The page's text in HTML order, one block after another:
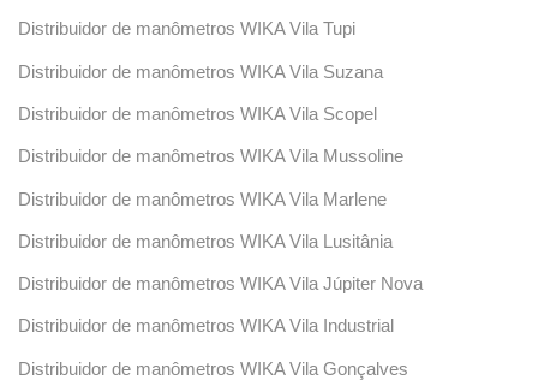
Distribuidor de manômetros WIKA Vila Tupi
Distribuidor de manômetros WIKA Vila Suzana
Distribuidor de manômetros WIKA Vila Scopel
Distribuidor de manômetros WIKA Vila Mussoline
Distribuidor de manômetros WIKA Vila Marlene
Distribuidor de manômetros WIKA Vila Lusitânia
Distribuidor de manômetros WIKA Vila Júpiter Nova
Distribuidor de manômetros WIKA Vila Industrial
Distribuidor de manômetros WIKA Vila Gonçalves